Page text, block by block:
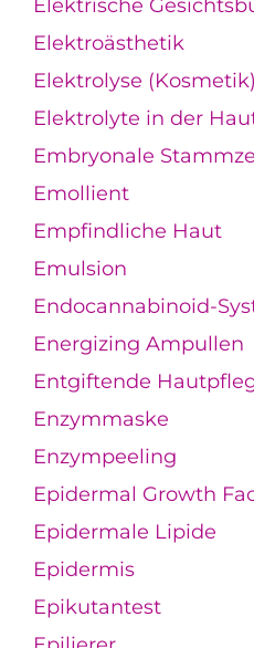
Elektrische
Elektroästhetik
Elektrolyse (Kosmetik)
Elektrolyte in der
Embryonale
Emollient
Empfindliche Haut
Emulsion
Endocannabinoid-
Energizing Ampullen
Entgiftende
Enzymmaske
Enzympeeling
Epidermal Growth
Epidermale Lipide
Epidermis
Epikutantest